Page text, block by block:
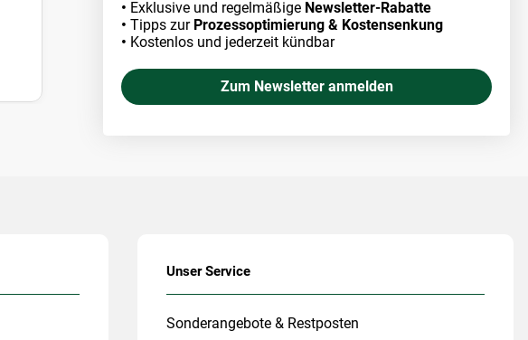
Unser Service
Sonderangebote & Restposten
• Exklusive und regelmäßige Newsletter-Rabatte
• Tipps zur Prozessoptimierung & Kostensenkung
• Kostenlos und jederzeit kündbar
Zum Newsletter anmelden